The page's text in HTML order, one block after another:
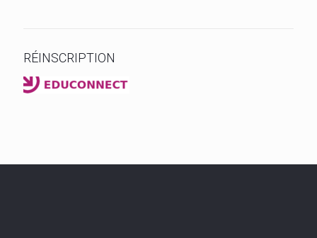
RÉINSCRIPTION